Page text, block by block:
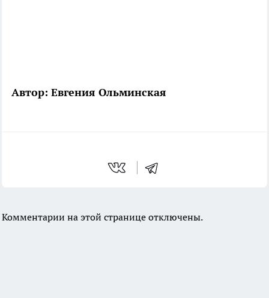
Автор: Евгения Ольминская
Комментарии на этой странице отключены.